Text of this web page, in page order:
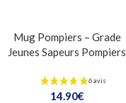
Mug Pompiers – Grade
Jeunes Sapeurs Pompiers
14.90€